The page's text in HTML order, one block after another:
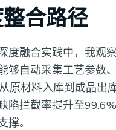
合路径
度融合实践中，我观
够自动采集工艺参数
原材料入库到成品
陷拦截率提升至
撑。